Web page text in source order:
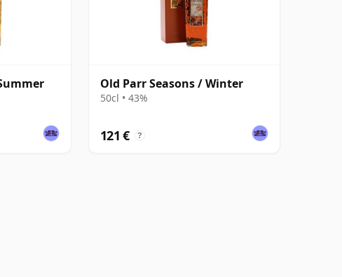
Old Parr Seasons / Winter
50cl • 43%
121 € ?